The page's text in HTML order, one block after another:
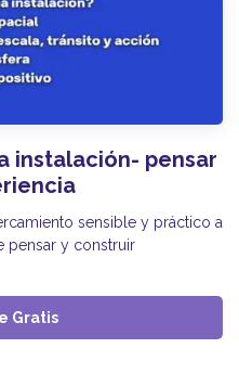
instalación- pensar
sensible y práctico a
pensar y construir
Gratis